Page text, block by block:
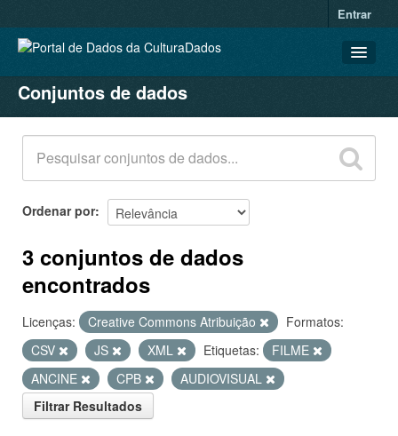
Entrar
CONJUNTOS DE DADOS
ORGANIZAÇÕES
GRUPOS
SOBRE
Conjuntos de dados
Ordenar por
3 conjuntos de dados
encontrados
Licenças: Creative Commons Atribuição
Formatos:
CSV
JS XML Etiquetas:
FILME
ANCINE
CPB
AUDIOVISUAL
Filtrar Resultados